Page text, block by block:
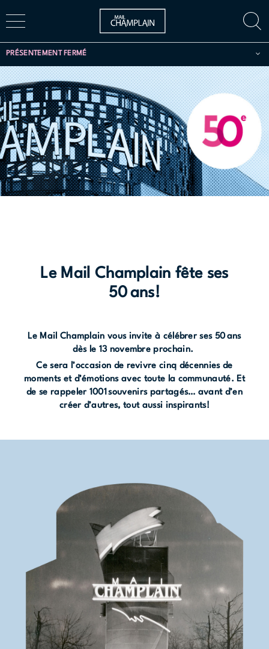
PRÉSENTEMENT FERMÉ
Le Mail Champlain fête ses
50 ans!
Le Mail Champlain vous invite à célébrer ses 50 ans
dès le 13 novembre prochain.
Ce sera l’occasion de revivre cinq décennies de
moments et d’émotions avec toute la communauté. Et
de se rappeler 1001 souvenirs partagés… avant d’en
créer d’autres, tout aussi inspirants!